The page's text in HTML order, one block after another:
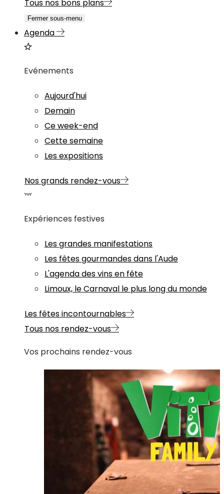
Tous nos bons plans
Fermer sous-menu
Agenda
Evénements
Aujourd'hui
Demain
Ce week-end
Cette semaine
Les expositions
Nos grands rendez-vous
Expériences festives
Les grandes manifestations
Les fêtes gourmandes dans l'Aude
L'agenda des vins en fête
Limoux, le Carnaval le plus long du monde
Les fêtes incontournables
Tous nos rendez-vous
Vos prochains rendez-vous